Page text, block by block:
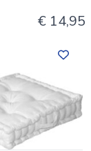
€ 14,95